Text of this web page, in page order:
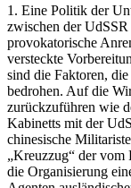
1. Eine Politik der
zwischen der
provokatorische
versteckte
sind die Faktoren,
bedrohen. Auf die
zurückzuführen wie
Kabinetts mit der
chinesische
„Kreuzzug“ der vom
die Organisierung